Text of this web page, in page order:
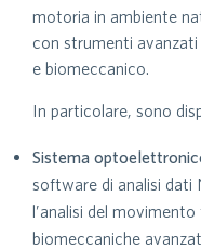
motoria in ambiente
con strumenti avanzati
e biomeccanico.
In particolare, sono
Sistema
software di analisi dati
l’analisi del
biomeccaniche